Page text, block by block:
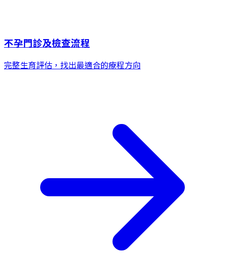
不孕門診及檢查流程
完整生育評估，找出最適合的療程方向